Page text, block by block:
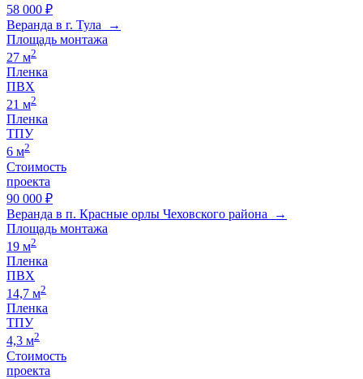
58 000 ₽
Веранда в г. Тула →
Площадь монтажа
27 м2
Пленка
ПВХ
21 м2
Пленка
ТПУ
6 м2
Стоимость
проекта
90 000 ₽
Веранда в п. Красные орлы Чеховского района →
Площадь монтажа
19 м2
Пленка
ПВХ
14,7 м2
Пленка
ТПУ
4,3 м2
Стоимость
проекта